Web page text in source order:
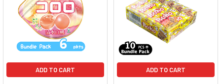
ADD TO CART ADD TO CART